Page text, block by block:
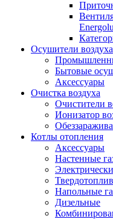
Осушители воздуха
Бытовые
Аксессуары
Очистка воздуха
Очистители
Ионизатор
Котлы отопления
Аксессуары
Настенные
Напольные
Дизельные